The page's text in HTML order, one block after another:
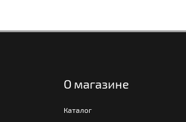
О магазине
Каталог